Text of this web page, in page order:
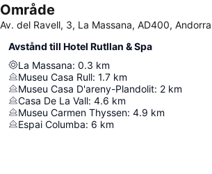
Område
Av. del Ravell, 3, La Massana, AD400, Andorra
Avstånd till Hotel Rutllan & Spa
La Massana: 0.3 km
Museu Casa Rull: 1.7 km
Museu Casa D'areny-Plandolit: 2 km
Casa De La Vall: 4.6 km
Museu Carmen Thyssen: 4.9 km
Espai Columba: 6 km